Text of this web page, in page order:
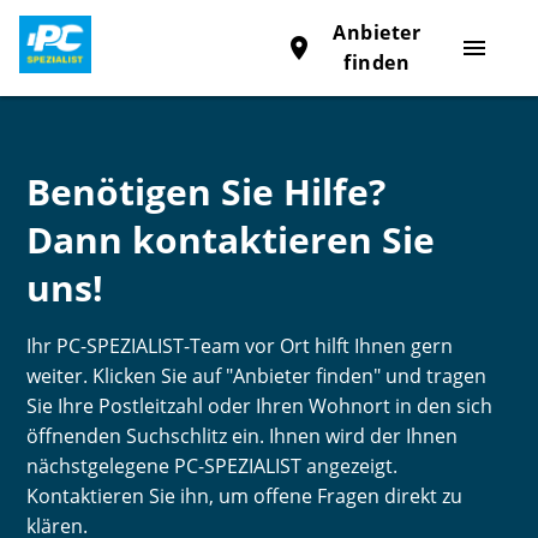
menu
place
Anbieter
finden
Benötigen Sie Hilfe?
Dann kontaktieren Sie
uns!
Ihr PC-SPEZIALIST-Team vor Ort hilft Ihnen gern
weiter. Klicken Sie auf "Anbieter finden" und tragen
Sie Ihre Postleitzahl oder Ihren Wohnort in den sich
öffnenden Suchschlitz ein. Ihnen wird der Ihnen
nächstgelegene PC-SPEZIALIST angezeigt.
Kontaktieren Sie ihn, um offene Fragen direkt zu
klären.